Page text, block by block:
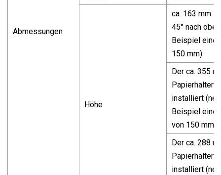
Abmessungen
Höhe
ca. 163 mm
45° nach
Beispiel
150 mm)
Der ca. 355
Papierhalter
installiert
Beispiel eine
von 150 mm).
Der ca. 288
Papierhalter
installiert